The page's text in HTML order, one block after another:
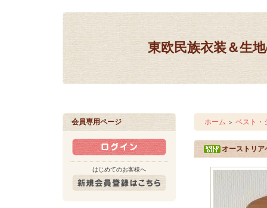
東欧民族衣装＆
会員専用ページ
はじめてのお客様へ
ホーム ＞ ベスト・
オーストリア